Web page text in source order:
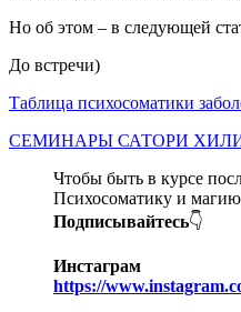
Но об этом – в следующей
До встречи)
Таблица психосоматики
СЕМИНАРЫ САТОРИ
Чтобы быть в курсе
Психосоматику и
Подписывайтесь👇
Инстаграм
https://